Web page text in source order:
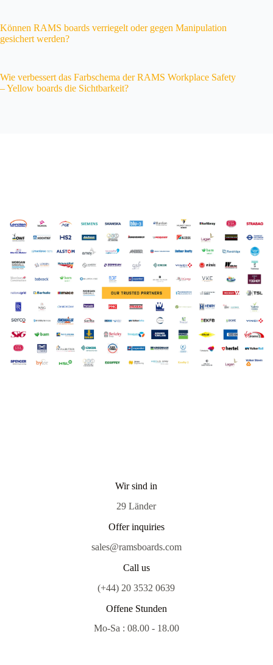
Können RAMS boards verriegelt oder gegen Manipulation
gesichert werden?
Wie verbessert das Farbschema der RAMS Workplace Safety
– Yellow boards die Sichtbarkeit?
Wir sind in
29 Länder
Offer inquiries
sales@ramsboards.com
Call us
(+44) 20 3532 0639
Offene Stunden
Mo-Sa : 08.00 - 18.00